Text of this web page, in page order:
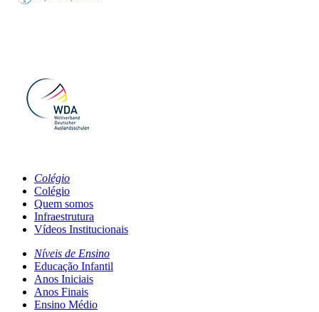
Colégio
Colégio
Quem somos
Infraestrutura
Vídeos Institucionais
Níveis de Ensino
Educação Infantil
Anos Iniciais
Anos Finais
Ensino Médio